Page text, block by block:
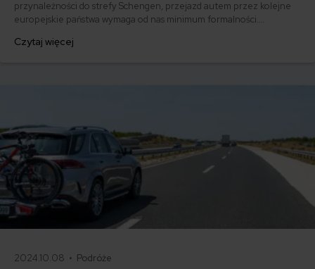
przynależności do strefy Schengen, przejazd autem przez kolejne
europejskie państwa wymaga od nas minimum formalności.
przekroczeniem granicy zmieniają się przepisy.
Czytaj więcej
2024.10.08 • Podróże